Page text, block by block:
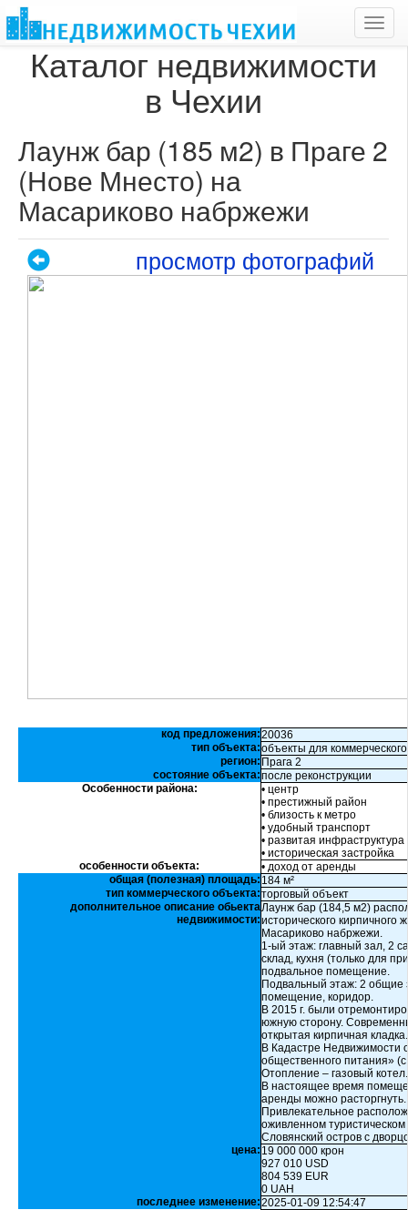
Каталог недвижимости
в Чехии
Лаунж бар (185 м2) в Праге 2
(Нове Мнесто) на
Масариково набржежи
просмотр фотографий
код предложения:20036
тип объекта:объекты для
регион: Прага 2
состояние объекта:после реконструкции
Особенности района:
• центр
• престижный район
• близость к метро
• удобный транспорт
• развитая инфраструктура
• историческая застройка
особенности объекта:
• доход от аренды
общая (полезная) площадь: 184 м²
тип коммерческого объекта:торговый объект
дополнительное описание обьекта
недвижимости:
Лаунж бар (184,5 м2)
исторического
Масариково набржежи.
1-ый этаж: главный зал, 2
склад, кухня (только для
подвальное помещение.
Подвальный этаж: 2 общие
помещение, коридор.
В 2015 г. были
южную сторону.
открытая кирпичная кладка.
В Кадастре Недвижимости
общественного питания»
Отопление – газовый котел.
В настоящее время
аренды можно расторгнуть.
Привлекательное
оживленном
Словянский остров с
цена: 19 000 000 крон
927 010 USD
804 539 EUR
0 UAH
последнее изменение:2025-01-09 12:54:47